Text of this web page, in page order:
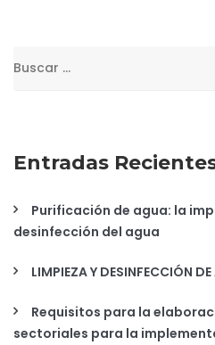
Entradas
Purificación de agua: la
desinfección del agua
LIMPIEZA Y DESINFECCIÓN
Requisitos para la
sectoriales para la